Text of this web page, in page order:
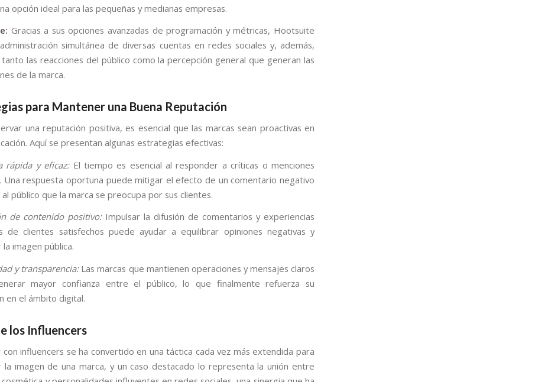
opción ideal para las pequeñas y medianas empresas.
Gracias a sus opciones avanzadas de programación y métricas, Hootsuite
simultánea de diversas cuentas en redes sociales y, además,
tanto las reacciones del público como la percepción general que generan las
de la marca.
para Mantener una Buena Reputación
una reputación positiva, es esencial que las marcas sean proactivas en
Aquí se presentan algunas estrategias efectivas:
rápida y eficaz:El tiempo es esencial al responder a críticas o menciones
Una respuesta oportuna puede mitigar el efecto de un comentario negativo
público que la marca se preocupa por sus clientes.
de contenido positivo:Impulsar la difusión de comentarios y experiencias
de clientes satisfechos puede ayudar a equilibrar opiniones negativas y
imagen pública.
y transparencia:Las marcas que mantienen operaciones y mensajes claros
mayor confianza entre el público, lo que finalmente refuerza su
en el ámbito digital.
los Influencers
con influencers se ha convertido en una táctica cada vez más extendida para
la imagen de una marca, y un caso destacado lo representa la unión entre